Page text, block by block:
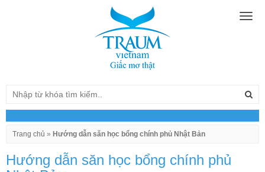
Trang chủ » Hướng dẫn săn học bổng chính phủ Nhật Bản
Hướng dẫn săn học bổng chính phủ